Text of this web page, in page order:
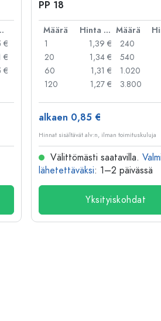
kpl
€
€
€
PP 18
Määrä Hinta per kpl Määrä
1
1,39 €
20
1,34 €
60
1,31 €
120
1,27 €
240
540
1.020
3.800
alkaen 0,85 €
Hinnat sisältävät alv:n, ilman toimituskuluja
Välittömästi saatavilla.
lähetettäväksi: 1–2 päivässä
Yksityiskohdat